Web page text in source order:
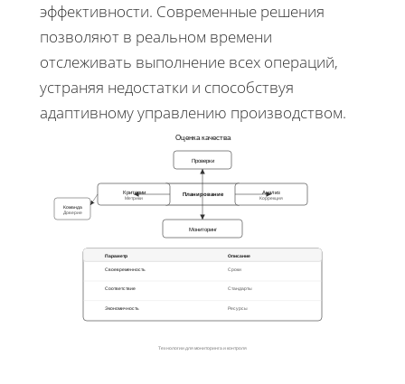
эффективности. Современные решения
позволяют в реальном времени
отслеживать выполнение всех операций,
устраняя недостатки и способствуя
адаптивному управлению производством.
Оценка качества
Проверки
Планирование
Критерии
Метрики
Анализ
Коррекция
Мониторинг
Параметр Описание
Своевременность Сроки
Соответствие Стандарты
Экономичность Ресурсы
Команда
Доверие
Технологии для мониторинга и контроля